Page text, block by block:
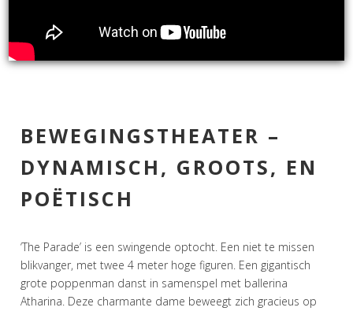
BEWEGINGSTHEATER –
DYNAMISCH, GROOTS, EN
POËTISCH
‘The Parade’ is een swingende optocht. Een niet te missen
blikvanger, met twee 4 meter hoge figuren. Een gigantisch
grote poppenman danst in samenspel met ballerina
Atharina. Deze charmante dame beweegt zich gracieus op